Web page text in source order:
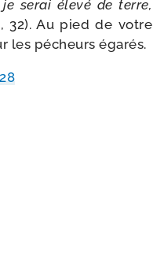
serai éle­vé de terre,
32). Au pied de votre
les pécheurs égarés.